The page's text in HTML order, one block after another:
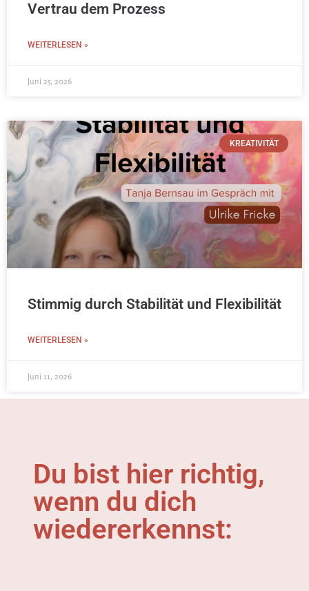
Vertrau dem Prozess
WEITERLESEN »
Juni 25, 2026
KREATIVITÄT
Stimmig durch Stabilität und Flexibilität
WEITERLESEN »
Juni 11, 2026
Du bist hier richtig,
wenn du dich
wiedererkennst: